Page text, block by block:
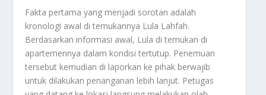
Fakta pertama yang menjadi sorotan adalah
kronologi awal di temukannya Lula Lahfah.
Berdasarkan informasi awal, Lula di temukan di
apartemennya dalam kondisi tertutup. Penemuan
tersebut kemudian di laporkan ke pihak berwajib
untuk dilakukan penanganan lebih lanjut. Petugas